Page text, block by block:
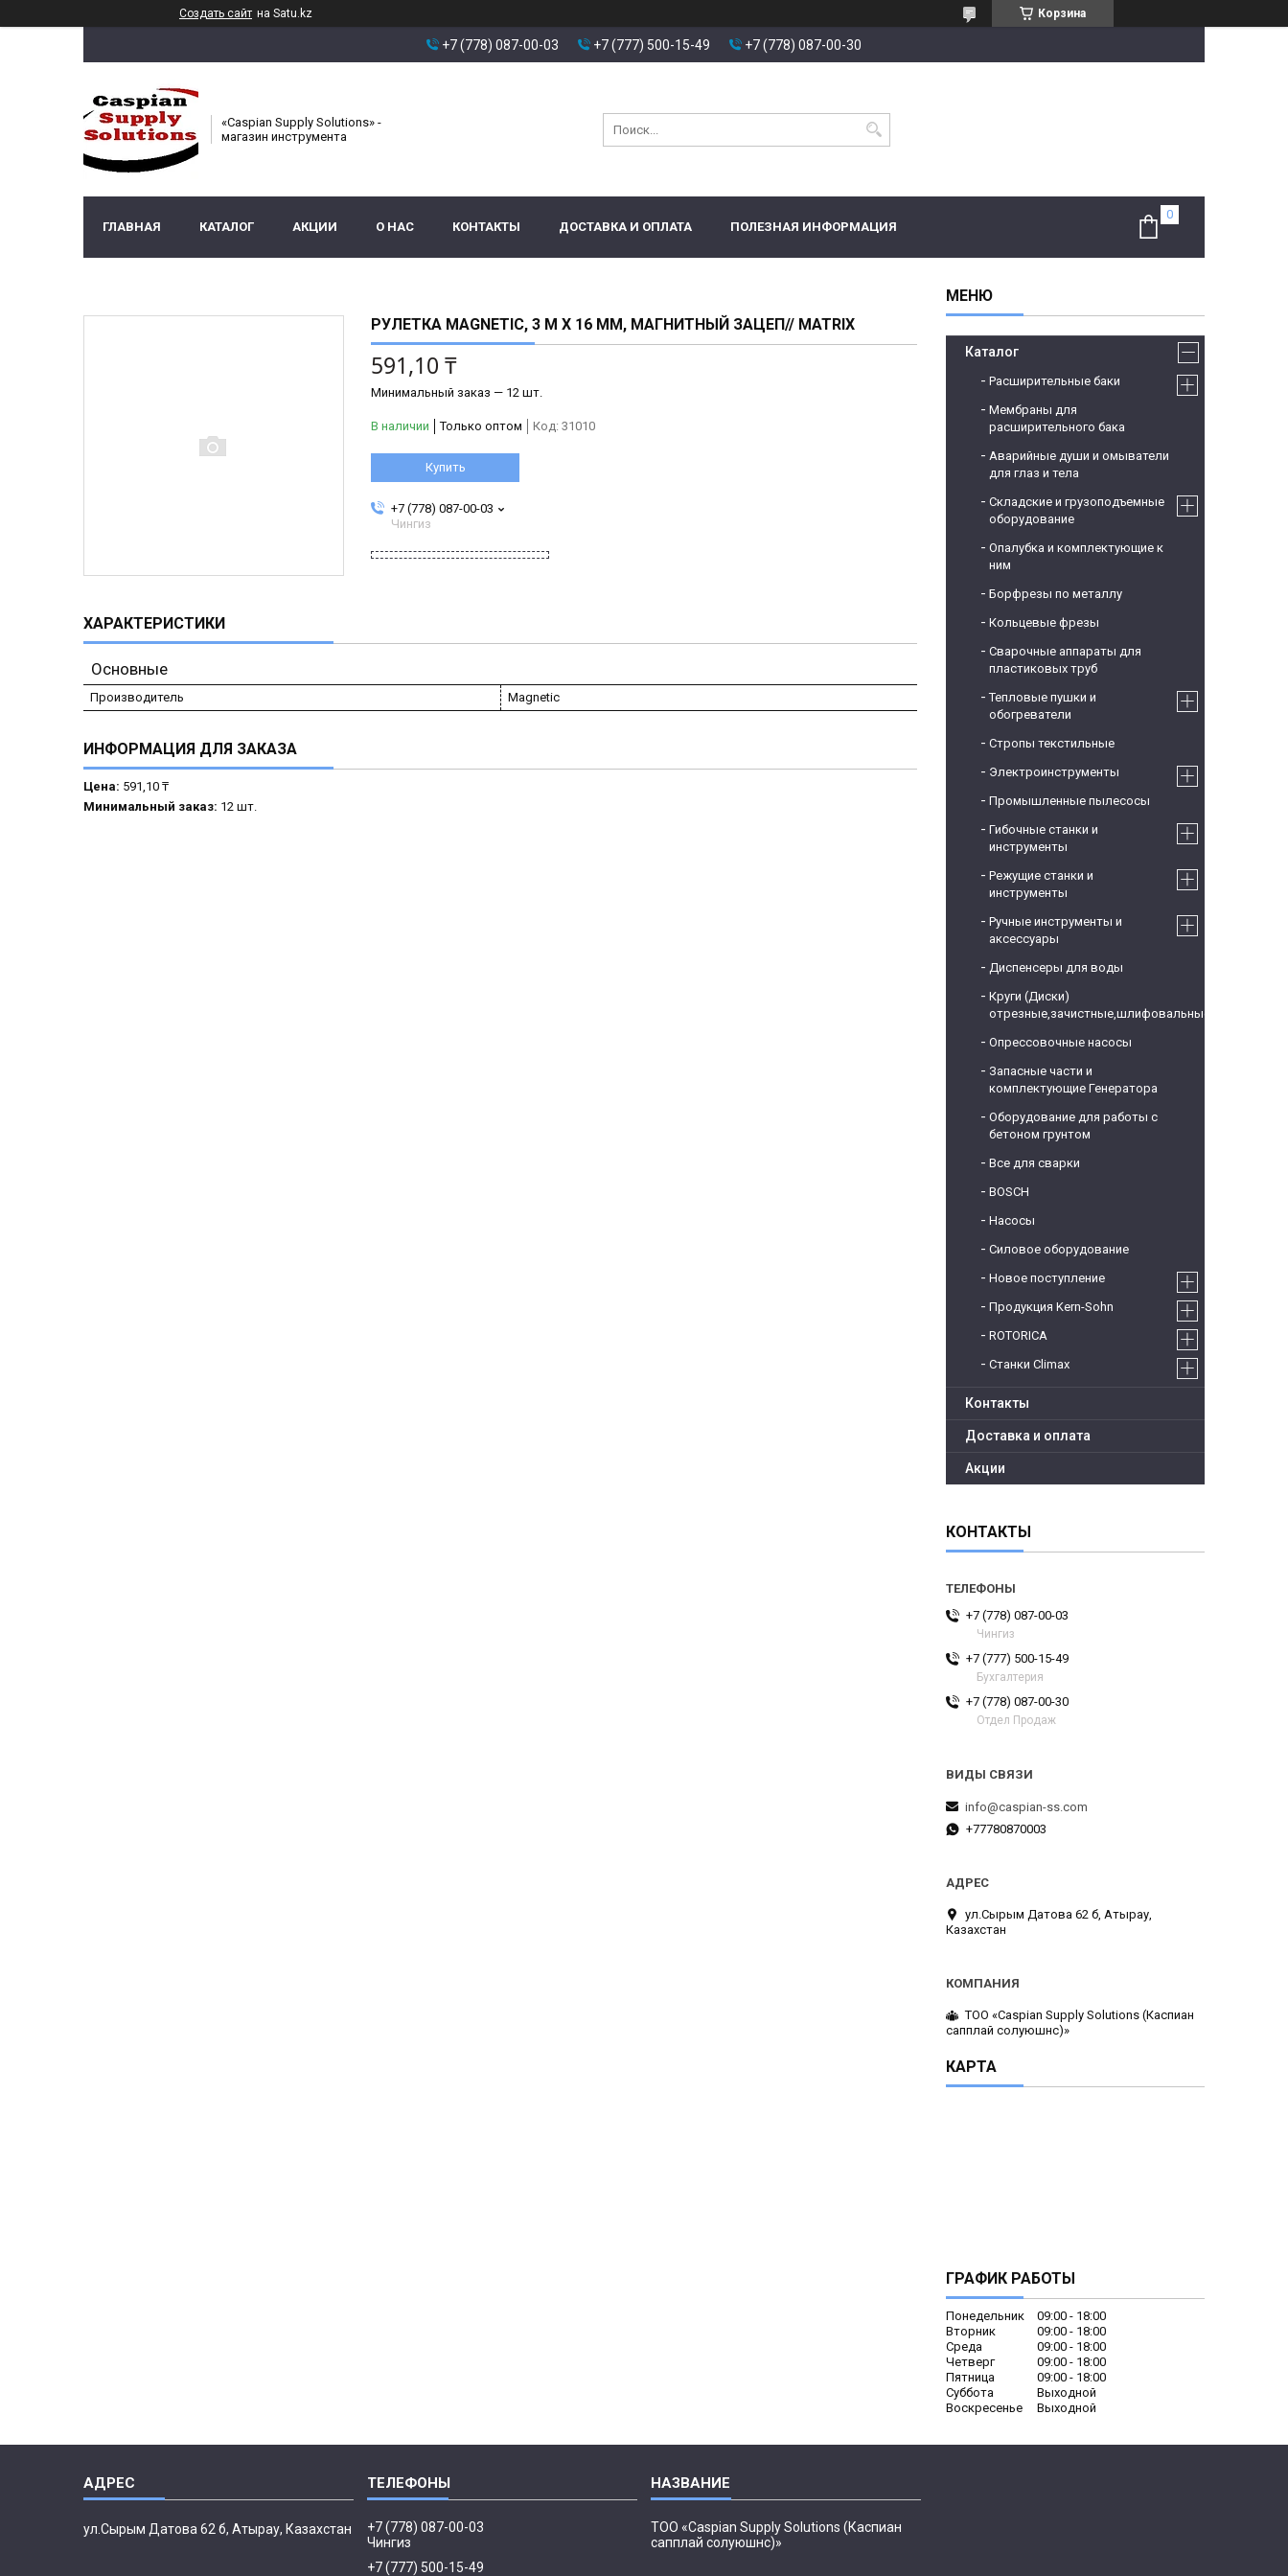
Создать сайт на Satu.kz Корзина
+7 (778) 087-00-03 +7 (777) 500-15-49 +7 (778) 087-00-30
«Caspian Supply Solutions» -
магазин инструмента
ГЛАВНАЯ КАТАЛОГ АКЦИИ О НАС КОНТАКТЫ ДОСТАВКА И ОПЛАТА ПОЛЕЗНАЯ ИНФОРМАЦИЯ
РУЛЕТКА MAGNETIC, 3 М Х 16 ММ, МАГНИТНЫЙ ЗАЦЕП// MATRIX
591,10 ₸
Минимальный заказ — 12 шт.
В наличии Только оптом Код: 31010
Купить
+7 (778) 087-00-03
Чингиз
ХАРАКТЕРИСТИКИ
Основные
Производитель Magnetic
ИНФОРМАЦИЯ ДЛЯ ЗАКАЗА
Цена: 591,10 ₸
Минимальный заказ: 12 шт.
Каталог
Расширительные баки
Мембраны для
расширительного бака
Аварийные души и омыватели
для глаз и тела
Складские и грузоподъемные
оборудование
Опалубка и комплектующие к
ним
Борфрезы по металлу
Кольцевые фрезы
Сварочные аппараты для
пластиковых труб
Тепловые пушки и
обогреватели
Стропы текстильные
Электроинструменты
Промышленные пылесосы
Гибочные станки и
инструменты
Режущие станки и
инструменты
Ручные инструменты и
аксессуары
Диспенсеры для воды
Круги (Диски)
отрезные,зачистные,шлифовальные
Опрессовочные насосы
Запасные части и
комплектующие Генератора
Оборудование для работы с
бетоном грунтом
Все для сварки
BOSCH
Насосы
Силовое оборудование
Новое поступление
Продукция Kern-Sohn
ROTORICA
Станки Climax
Контакты
Доставка и оплата
Акции
КОНТАКТЫ
+7 (778) 087-00-03
Чингиз
+7 (777) 500-15-49
Бухгалтерия
+7 (778) 087-00-30
Отдел Продаж
info@caspian-ss.com
+77780870003
ул.Сырым Датова 62 б, Атырау,
Казахстан
ТОО «Caspian Supply Solutions (Каспиан
сапплай солуюшнс)»
КАРТА
ГРАФИК РАБОТЫ
Понедельник 09:00
18:00
Вторник
09:00
18:00
Среда
09:00
18:00
Четверг
09:00
18:00
Пятница
09:00
18:00
Суббота
Выходной
Воскресенье
Выходной
ул.Сырым Датова 62 б, Атырау, Казахстан
+7 (778) 087-00-03
Чингиз
+7 (777) 500-15-49
ТОО «Caspian Supply Solutions (Каспиан
сапплай солуюшнс)»